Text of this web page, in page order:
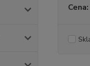
Cena: